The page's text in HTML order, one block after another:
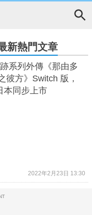
新熱門文章
系列外傳《那由多
彼方》Switch 版，
本同步上市
2022年2月23日 13:30